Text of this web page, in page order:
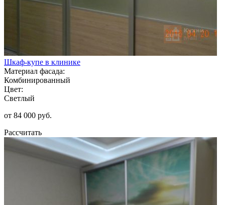
Шкаф-купе в клинике
Материал фасада:
Комбинированный
Цвет:
Светлый
от 84 000 руб.
Рассчитать